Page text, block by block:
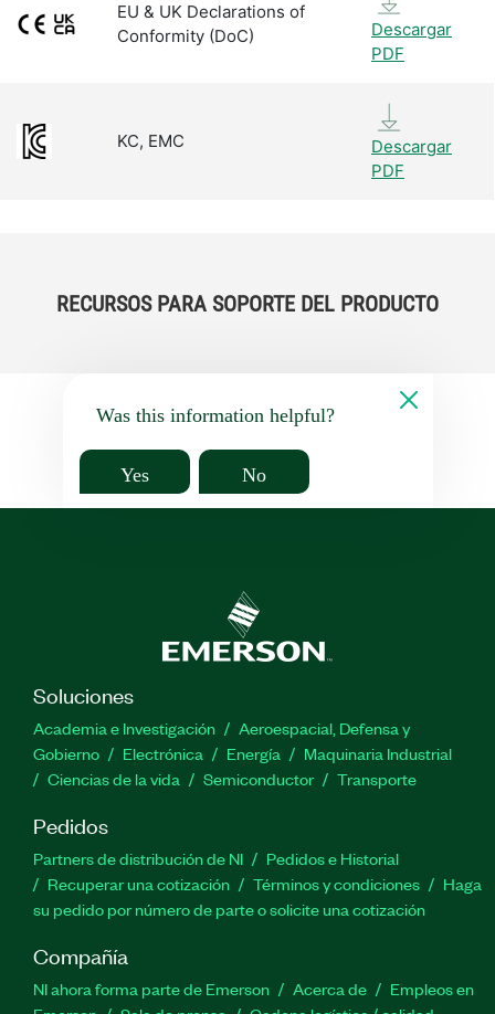
EU & UK Declarations of
Conformity (DoC)
Descargar
PDF
KC, EMC
Descargar
PDF
RECURSOS PARA SOPORTE DEL PRODUCTO
Was this information helpful?
Yes No
Soluciones
Academia e Investigación
Aeroespacial, Defensa y
Gobierno
Electrónica Energía
Maquinaria Industrial
Ciencias de la vida
Semiconductor Transporte
Pedidos
Partners de distribución de NI
Pedidos e Historial
Recuperar una cotización
Términos y condiciones
Haga
su pedido por número de parte o solicite una cotización
Compañía
NI ahora forma parte de Emerson Acerca de
Empleos en